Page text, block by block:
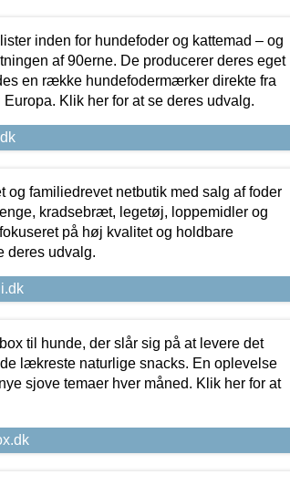
inden for hundefoder og kattemad – og
af 90erne. De producerer deres eget
en række hundefodermærker direkte fra
Klik her for at se deres udvalg.
og familiedrevet netbutik med salg af foder
kradsebræt, legetøj, loppemidler og
på høj kvalitet og holdbare
deres udvalg.
til hunde, der slår sig på at levere det
lækreste naturlige snacks. En oplevelse
sjove temaer hver måned. Klik her for at